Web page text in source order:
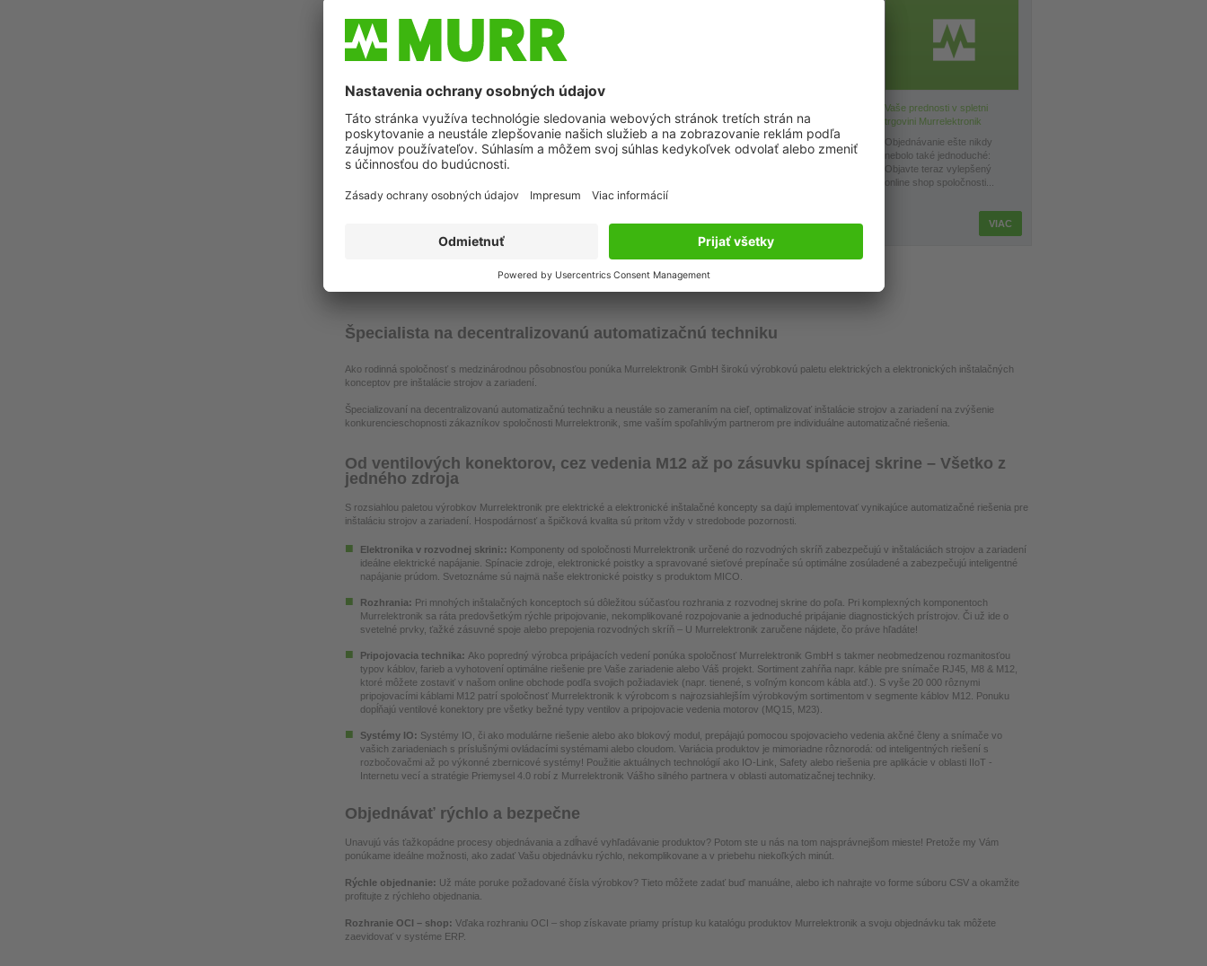
prevádzky
Prečo sa zásobovanie
energiou stáva kľúčom k
decentrálnej automatizácii
decentrálnu ochranu vedení a
zariadení
Built to protect: spoločnosť
určené na decentrálnu
ochranu vedení...
VIAC
montratec spájajú svoje
kompetencie v oblasti...
Automatizačná technika
VIAC
Vaše prednosti v spletni
trgovini Murrelektronik
Objednávanie ešte nikdy
nebolo také jednoduché:
Objavte teraz vylepšený
online shop spoločnosti...
VIAC
Špecialista na decentralizovanú automatizačnú techniku
Ako rodinná spoločnosť s medzinárodnou pôsobnosťou ponúka Murrelektronik GmbH širokú výrobkovú paletu elektrických a elektronických inštalačných
konceptov pre inštalácie strojov a zariadení.
Špecializovaní na decentralizovanú automatizačnú techniku a neustále so zameraním na cieľ, optimalizovať inštalácie strojov a zariadení na zvýšenie
konkurencieschopnosti zákazníkov spoločnosti Murrelektronik, sme vaším spoľahlivým partnerom pre individuálne automatizačné riešenia.
Od ventilových konektorov, cez vedenia M12 až po zásuvku spínacej skrine – Všetko z
jedného zdroja
S rozsiahlou paletou výrobkov Murrelektronik pre elektrické a elektronické inštalačné koncepty sa dajú implementovať vynikajúce automatizačné riešenia pre
inštaláciu strojov a zariadení. Hospodárnosť a špičková kvalita sú pritom vždy v stredobode pozornosti.
Elektronika v rozvodnej skrini:: Komponenty od spoločnosti Murrelektronik určené do rozvodných skríň zabezpečujú v inštaláciách strojov a zariadení
ideálne elektrické napájanie. Spínacie zdroje, elektronické poistky a spravované sieťové prepínače sú optimálne zosúladené a zabezpečujú inteligentné
napájanie prúdom. Svetoznáme sú najmä naše elektronické poistky s produktom MICO.
Rozhrania: Pri mnohých inštalačných konceptoch sú dôležitou súčasťou rozhrania z rozvodnej skrine do poľa. Pri komplexných komponentoch
Murrelektronik sa ráta predovšetkým rýchle pripojovanie, nekomplikované rozpojovanie a jednoduché pripájanie diagnostických prístrojov. Či už ide o
svetelné prvky, ťažké zásuvné spoje alebo prepojenia rozvodných skríň – U Murrelektronik zaručene nájdete, čo práve hľadáte!
Pripojovacia technika: Ako popredný výrobca pripájacích vedení ponúka spoločnosť Murrelektronik GmbH s takmer neobmedzenou rozmanitosťou
typov káblov, farieb a vyhotovení optimálne riešenie pre Vaše zariadenie alebo Váš projekt. Sortiment zahŕňa napr. káble pre snímače RJ45, M8 & M12,
ktoré môžete zostaviť v našom online obchode podľa svojich požiadaviek (napr. tienené, s voľným koncom kábla atď.). S vyše 20 000 rôznymi
pripojovacími káblami M12 patrí spoločnosť Murrelektronik k výrobcom s najrozsiahlejším výrobkovým sortimentom v segmente káblov M12. Ponuku
dopĺňajú ventilové konektory pre všetky bežné typy ventilov a pripojovacie vedenia motorov (MQ15, M23).
Systémy IO: Systémy IO, či ako modulárne riešenie alebo ako blokový modul, prepájajú pomocou spojovacieho vedenia akčné členy a snímače vo
vašich zariadeniach s príslušnými ovládacími systémami alebo cloudom. Variácia produktov je mimoriadne rôznorodá: od inteligentných riešení s
rozbočovačmi až po výkonné zbernicové systémy! Použitie aktuálnych technológií ako IO-Link, Safety alebo riešenia pre aplikácie v oblasti IIoT -
Internetu vecí a stratégie Priemysel 4.0 robí z Murrelektronik Vášho silného partnera v oblasti automatizačnej techniky.
Objednávať rýchlo a bezpečne
Unavujú vás ťažkopádne procesy objednávania a zdĺhavé vyhľadávanie produktov? Potom ste u nás na tom najsprávnejšom mieste! Pretože my Vám
ponúkame ideálne možnosti, ako zadať Vašu objednávku rýchlo, nekomplikovane a v priebehu niekoľkých minút.
Rýchle objednanie: Už máte poruke požadované čísla výrobkov? Tieto môžete zadať buď manuálne, alebo ich nahrajte vo forme súboru CSV a okamžite
profitujte z rýchleho objednania.
Rozhranie OCI – shop: Vďaka rozhraniu OCI – shop získavate priamy prístup ku katalógu produktov Murrelektronik a svoju objednávku tak môžete
zaevidovať v systéme ERP.